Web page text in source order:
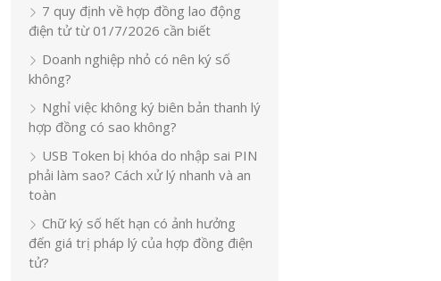
7 quy định về hợp đồng lao động
điện tử từ 01/7/2026 cần biết
Doanh nghiệp nhỏ có nên ký số
không?
Nghỉ việc không ký biên bản thanh lý
hợp đồng có sao không?
USB Token bị khóa do nhập sai PIN
phải làm sao? Cách xử lý nhanh và an
toàn
Chữ ký số hết hạn có ảnh hưởng
đến giá trị pháp lý của hợp đồng điện
tử?